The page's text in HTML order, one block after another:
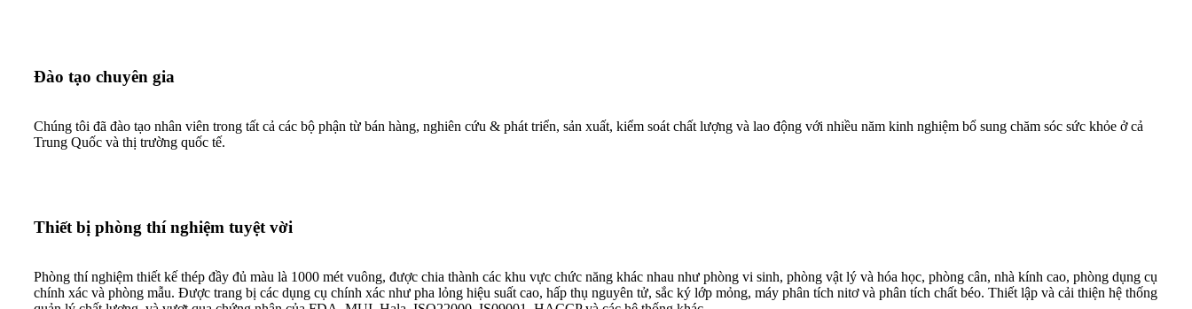
Đào tạo chuyên gia
Chúng tôi đã đào tạo nhân viên trong tất cả các bộ phận từ bán hàng, nghiên cứu & phát triển, sản xuất, kiểm soát chất lượng và lao động với nhiều năm kinh nghiệm bổ sung chăm sóc sức khỏe ở cả
Trung Quốc và thị trường quốc tế.
Thiết bị phòng thí nghiệm tuyệt vời
Phòng thí nghiệm thiết kế thép đầy đủ màu là 1000 mét vuông, được chia thành các khu vực chức năng khác nhau như phòng vi sinh, phòng vật lý và hóa học, phòng cân, nhà kính cao, phòng dụng cụ
chính xác và phòng mẫu. Được trang bị các dụng cụ chính xác như pha lỏng hiệu suất cao, hấp thụ nguyên tử, sắc ký lớp mỏng, máy phân tích nitơ và phân tích chất béo. Thiết lập và cải thiện hệ thống